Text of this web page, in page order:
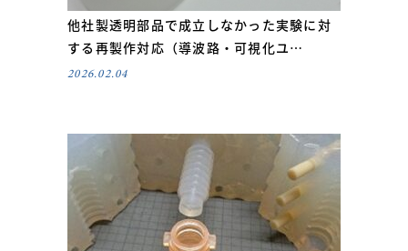
他社製透明部品で成立しなかった実験に対
する再製作対応（導波路・可視化ユ…
2026.02.04